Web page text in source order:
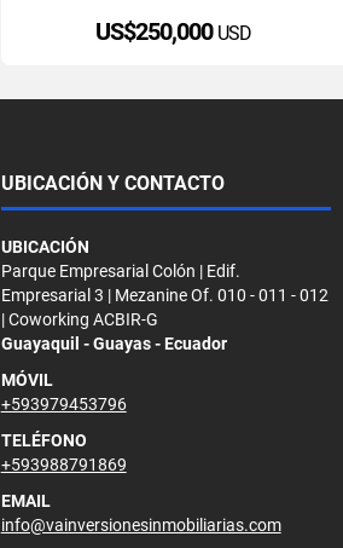
US$250,000 USD
UBICACIÓN Y CONTACTO
UBICACIÓN
Parque Empresarial Colón | Edif.
Empresarial 3 | Mezanine Of. 010 - 011 - 012
| Coworking ACBIR-G
Guayaquil - Guayas - Ecuador
MÓVIL
+593979453796
TELÉFONO
+593988791869
EMAIL
info@vainversionesinmobiliarias.com